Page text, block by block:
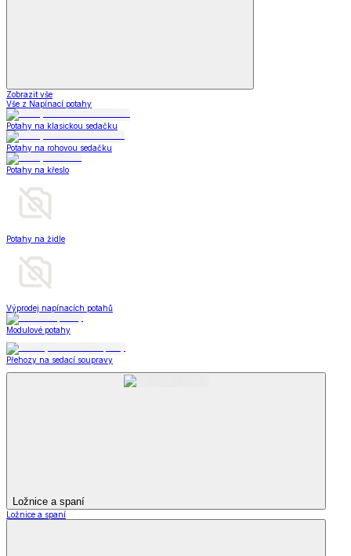
Zobrazit vše
Vše z Napínací potahy
Potahy na klasickou sedačku
Potahy na rohovou sedačku
Potahy na křeslo
Potahy na židle
Výprodej napínacích potahů
Modulové potahy
Přehozy na sedací soupravy
Ložnice a spaní
Ložnice a spaní